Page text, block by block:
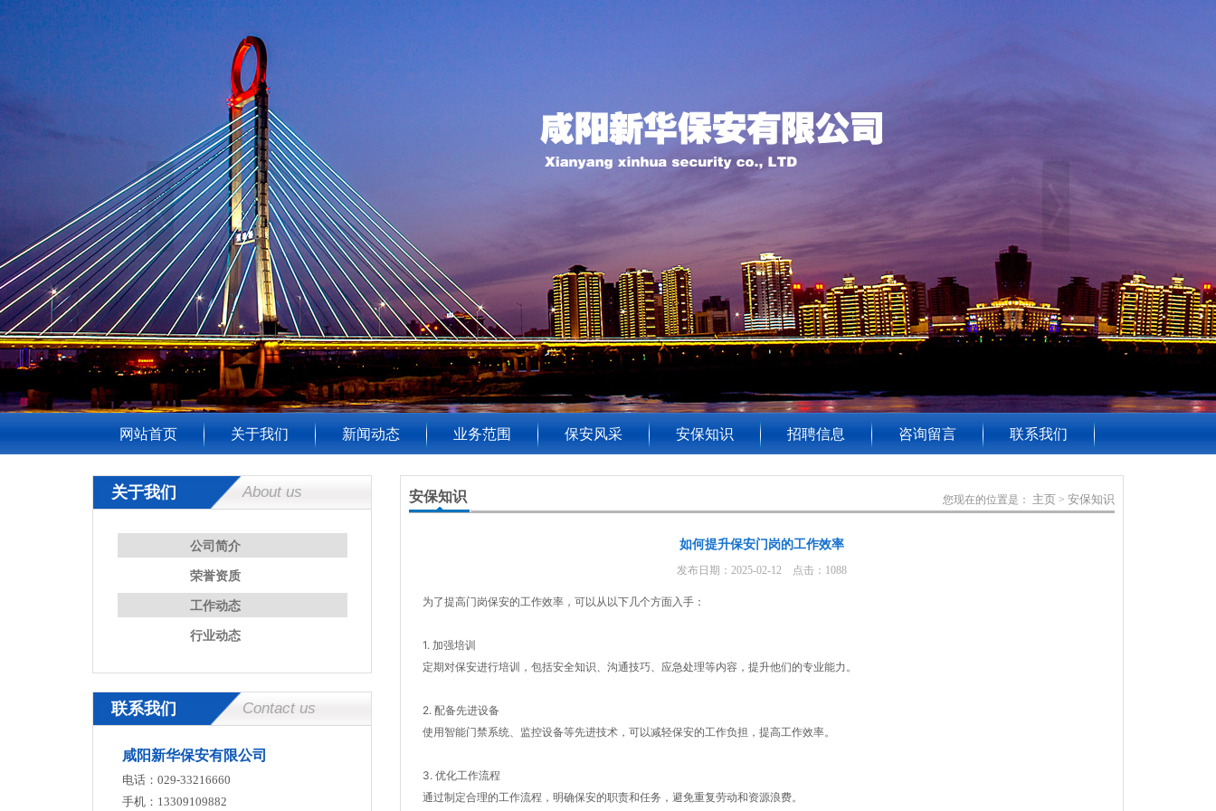
网站首页 关于我们 新闻动态 业务范围 保安风采 安保知识 招聘信息 咨询留言 联系我们
关于我们 About us
公司简介
荣誉资质
工作动态
行业动态
联系我们 Contact us
咸阳新华保安有限公司
电话：029-33216660
手机：13309109882
您现在的位置是： 主页 > 安保知识
安保知识
如何提升保安门岗的工作效率
发布日期：2025-02-12 点击：1088
为了提高门岗保安的工作效率，可以从以下几个方面入手：
1. 加强培训
定期对保安进行培训，包括安全知识、沟通技巧、应急处理等内容，提升他们的专业能力。
2. 配备先进设备
使用智能门禁系统、监控设备等先进技术，可以减轻保安的工作负担，提高工作效率。
3. 优化工作流程
通过制定合理的工作流程，明确保安的职责和任务，避免重复劳动和资源浪费。